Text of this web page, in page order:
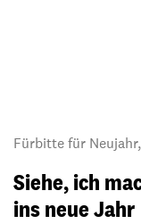
Fürbitte für
Siehe, ich
ins neue Jahr